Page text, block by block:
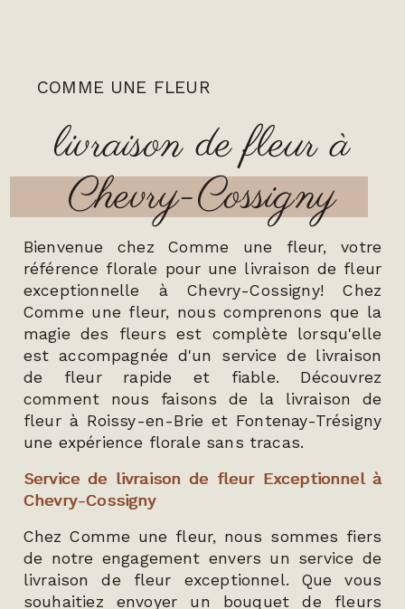
COMME UNE FLEUR
livraison de fleur à
Chevry-Cossigny
Bienvenue chez Comme une fleur, votre
référence florale pour une livraison de fleur
exceptionnelle à Chevry-Cossigny! Chez
Comme une fleur, nous comprenons que la
magie des fleurs est complète lorsqu'elle
est accompagnée d'un service de livraison
de fleur rapide et fiable. Découvrez
comment nous faisons de la livraison de
fleur à Roissy-en-Brie et Fontenay-Trésigny
une expérience florale sans tracas.
Service de livraison de fleur Exceptionnel à
Chevry-Cossigny
Chez Comme une fleur, nous sommes fiers
de notre engagement envers un service de
livraison de fleur exceptionnel. Que vous
souhaitiez envoyer un bouquet de fleurs